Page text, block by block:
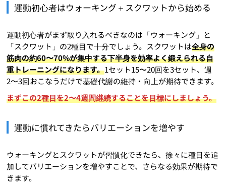
運動初心者はウォーキング＋スクワットから始める
運動初心者がまず取り入れるべきなのは「ウォーキング」と
「スクワット」の2種目で十分でしょう。スクワットは全身の
筋肉の約60〜70%が集中する下半身を効率よく鍛えられる自
重トレーニングになります。1セット15〜20回を3セット、週
2〜3回おこなうだけで基礎代謝の維持・向上が期待できます。
まずこの2種目を2〜4週間継続することを目標にしましょう。
運動に慣れてきたらバリエーションを増やす
ウォーキングとスクワットが習慣化できたら、徐々に種目を追
加してバリエーションを増やすことで、さらなる効果が期待で
きます。